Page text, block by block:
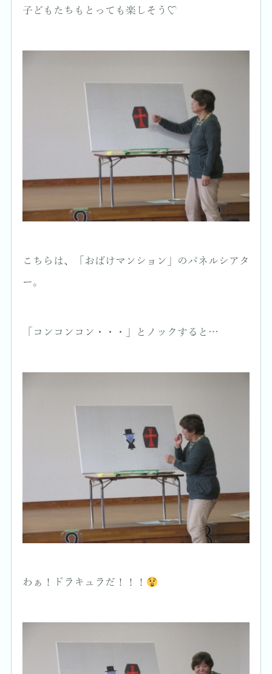
子どもたちもとっても楽しそう♡
こちらは、「おばけマンション」のパネルシアタ
ー。
「コンコンコン・・・」とノックすると…
わぁ！ドラキュラだ！！！